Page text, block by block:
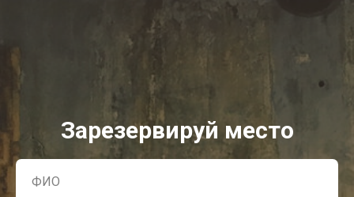
Зарезервируй место